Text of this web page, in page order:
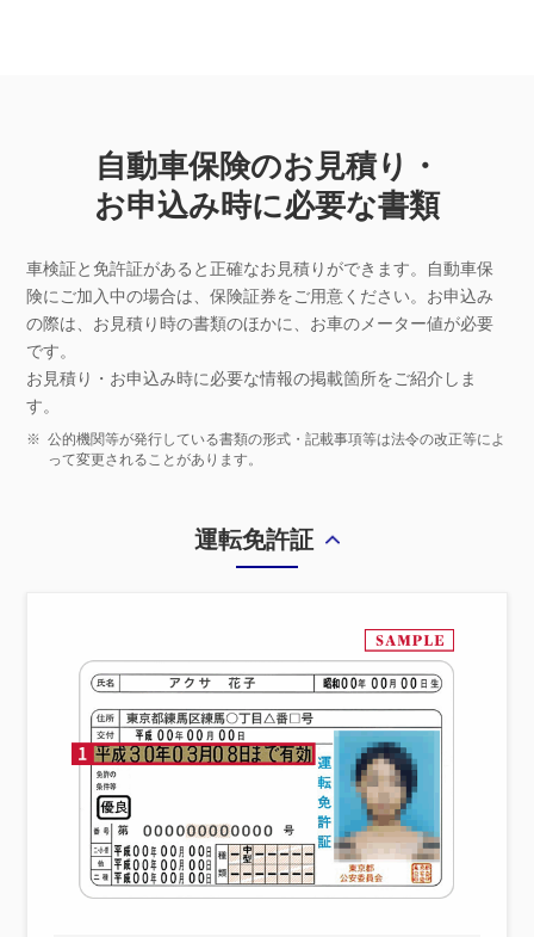
自動車保険のお見積り・
お申込み時に必要な書類
車検証と免許証があると正確なお見積りができます。自動車保
険にご加入中の場合は、保険証券をご用意ください。お申込み
の際は、お見積り時の書類のほかに、お車のメーター値が必要
です。
お見積り・お申込み時に必要な情報の掲載箇所をご紹介しま
す。
※ 公的機関等が発行している書類の形式・記載事項等は法令の改正等によ
って変更されることがあります。
運転免許証